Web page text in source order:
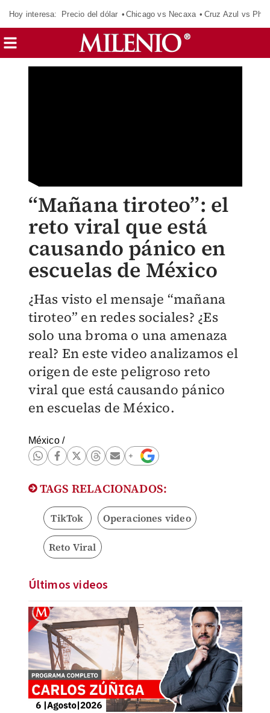
Hoy interesa: Precio del dólar Chicago vs Necaxa Cruz Azul vs
“Mañana tiroteo”: el
reto viral que está
causando pánico en
escuelas de México
¿Has visto el mensaje “mañana
tiroteo” en redes sociales? ¿Es
solo una broma o una amenaza
real? En este video analizamos el
origen de este peligroso reto
viral que está causando pánico
en escuelas de México.
México/
TAGS RELACIONADOS:
TikTok Operaciones video
Reto Viral
Últimos videos